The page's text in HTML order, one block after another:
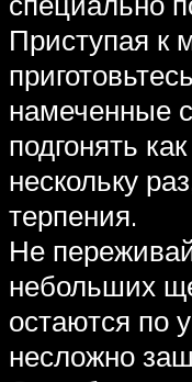
Приступая к
намеченные
подгонять
нескольку
терпения.
Не
небольших
остаются по
несложно